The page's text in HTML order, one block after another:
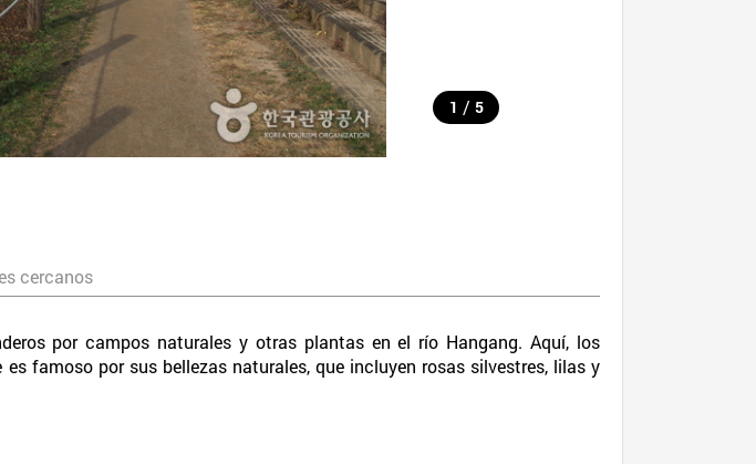
1 / 5
cercanos
por campos naturales y otras plantas en el río Hangang. Aquí, los
famoso por sus bellezas naturales, que incluyen rosas silvestres, lilas y